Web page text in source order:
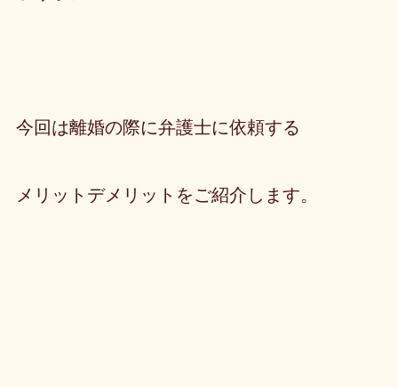
今回は離婚の際に弁護士に依頼する
メリットデメリットをご紹介します。